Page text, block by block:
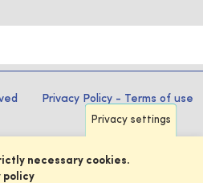
Privacy Policy - Terms of use
Privacy settings
necessary cookies.
policy